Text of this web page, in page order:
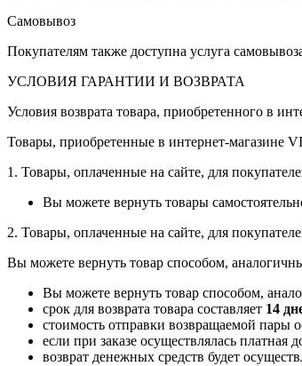
Самовывоз
Покупателям также доступна услуга
УСЛОВИЯ ГАРАНТИИ И ВОЗВРАТА
Условия возврата товара, приобретенного в
Товары, приобретенные в интернет-магазине
1. Товары, оплаченные на сайте, для
Вы можете вернуть товары
2. Товары, оплаченные на сайте, для
Вы можете вернуть товар способом,
Вы можете вернуть товар способом,
срок для возврата товара составляет 14
стоимость отправки возвращаемой пары
если при заказе осуществлялась платная
возврат денежных средств будет